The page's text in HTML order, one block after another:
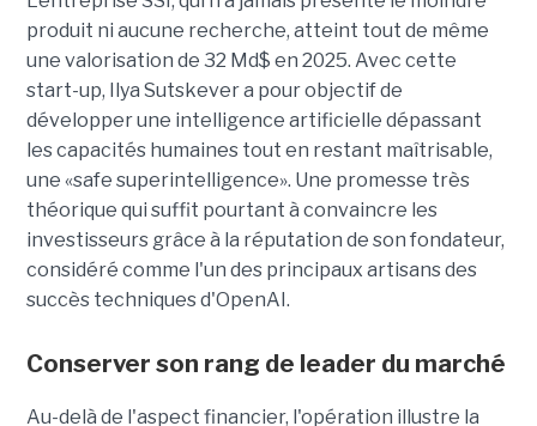
produit ni aucune recherche, atteint tout de même
une valorisation de 32 Md$ en 2025. Avec cette
start-up, Ilya Sutskever a pour objectif de
développer une intelligence artificielle dépassant
les capacités humaines tout en restant maîtrisable,
une «safe superintelligence». Une promesse très
théorique qui suffit pourtant à convaincre les
investisseurs grâce à la réputation de son fondateur,
considéré comme l'un des principaux artisans des
succès techniques d'OpenAI.
Conserver son rang de leader du marché
Au-delà de l'aspect financier, l'opération illustre la